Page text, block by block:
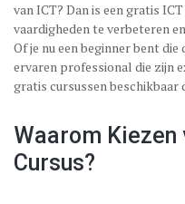
van ICT? Dan is een gratis
vaardigheden te verbeteren
Of je nu een beginner bent
ervaren professional die zijn
gratis cursussen beschikbaar
Waarom Kiezen
Cursus?